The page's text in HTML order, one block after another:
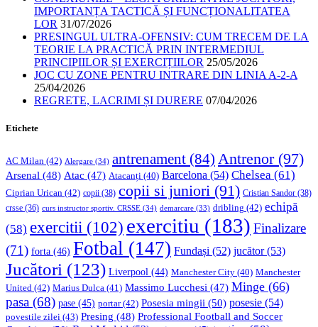
IMPORTANȚA TACTICĂ ȘI FUNCȚIONALITATEA
LOR 31/07/2026
PRESINGUL ULTRA-OFENSIV: CUM TRECEM DE LA
TEORIE LA PRACTICĂ PRIN INTERMEDIUL
PRINCIPIILOR ȘI EXERCIȚIILOR 25/05/2026
JOC CU ZONE PENTRU INTRARE DIN LINIA A-2-A
25/04/2026
REGRETE, LACRIMI ȘI DURERE 07/04/2026
Etichete
AC Milan (42) Alergare (34) antrenament (84) Antrenor(97)
Arsenal (48) Atac (47) Atacanți (40) Barcelona (54) Chelsea (61)
Ciprian Urican (42) copii (38) copii si juniori (91) Cristian Sandor (38)
crsse (36) curs instructor sportiv. CRSSE (34) demarcare (33) dribling (42) echipă
(58) exercitii (102) exercitiu (183) Finalizare
(71) forta (46) Fotbal (147) Fundași (52) jucător(53)
Jucători (123) Liverpool (44) Manchester City (40) Manchester
United (42) Marius Dulca (41) Massimo Lucchesi (47) Minge (66)
pasa (68) pase (45) portar(42) Posesia mingii (50) posesie (54)
povestile zilei (43) Presing (48) Professional Football and Soccer